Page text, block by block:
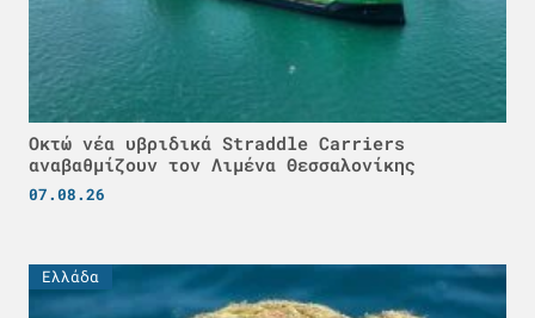
Οκτώ νέα υβριδικά Straddle Carriers
αναβαθμίζουν τον Λιμένα Θεσσαλονίκης
07.08.26
Ελλάδα